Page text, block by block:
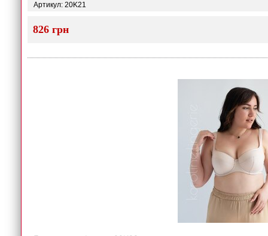
Артикул: 20K21
826 грн